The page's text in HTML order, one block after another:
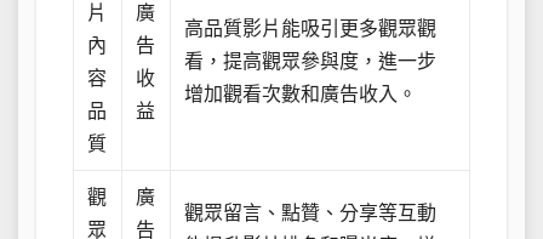
片
內
容
品
質
廣
告
收
益
高品質影片能吸引更多觀眾觀
看，提高觀眾參與度，進一步
增加觀看次數和廣告收入。
觀
眾
廣
告
觀眾留言、點贊、分享等互動